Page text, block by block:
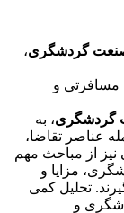
گردشگری،
مسافرتی و
گردشگری، به
عناصر تقاضا،
از مباحث مهم
مزایا و
تحلیل کمی
و